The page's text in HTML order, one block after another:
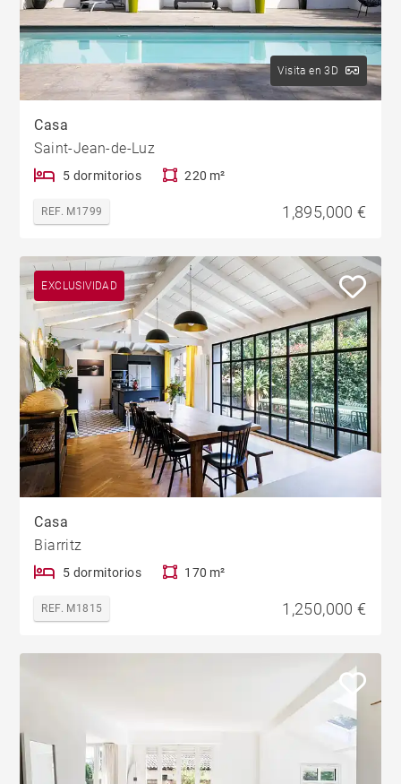
Visita en 3D
Casa
Saint-Jean-de-Luz
5 dormitorios 220 m²
REF. M1799 1,895,000 €
EXCLUSIVIDAD
Casa
Biarritz
5 dormitorios 170 m²
REF. M1815 1,250,000 €